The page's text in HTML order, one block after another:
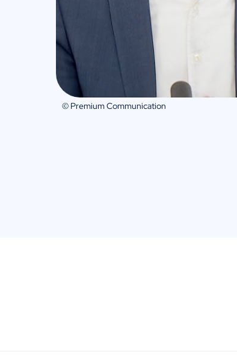
© Premium Communication